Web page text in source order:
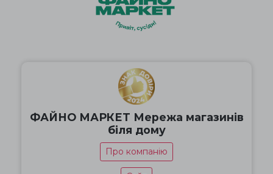
ФАЙНО МАРКЕТ Мережа магазинів
біля дому
Про компанію